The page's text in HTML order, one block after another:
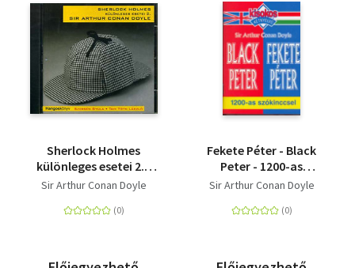
Sherlock Holmes
különleges esetei 2. -
Hangoskönyv
Sir Arthur Conan Doyle
Fekete Péter - Black
Peter - 1200-as
szókinccsel
Sir Arthur Conan Doyle